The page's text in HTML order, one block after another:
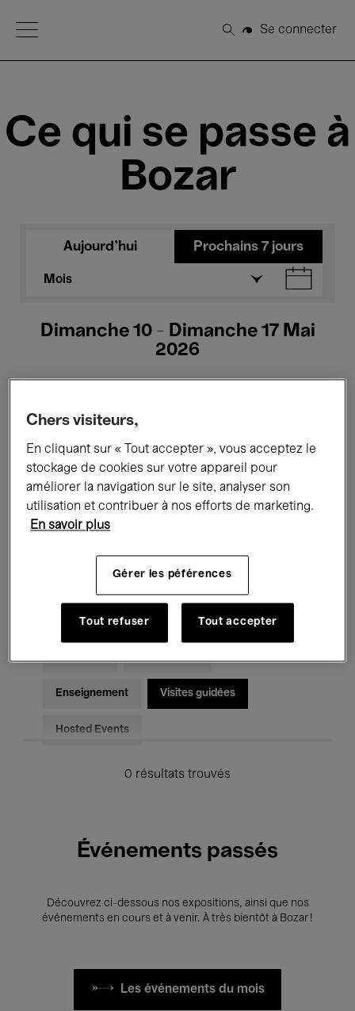
Open Menu
Rechercher
Se connecter
Ce qui se passe à
Bozar
Aujourd'hui Prochains 7 jours
Mois
Dimanche 10 - Dimanche 17 Mai
2026
Tous les événements Concerts
Expositions Films Performances
Rencontres & Débats
Musique classique Global Music
Musique électronique
Enseignement Visites guidées
Hosted Events
0 résultats trouvés
Événements passés
Découvrez ci-dessous nos expositions, ainsi que nos
événements en cours et à venir. À très bientôt à Bozar !
Les événements du mois
Chers visiteurs,
En cliquant sur « Tout accepter », vous acceptez le
stockage de cookies sur votre appareil pour
améliorer la navigation sur le site, analyser son
utilisation et contribuer à nos efforts de marketing.
En savoir plus
Gérer les péférences
Tout refuser Tout accepter